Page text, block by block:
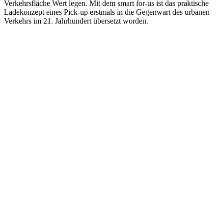
Verkehrsfläche Wert legen. Mit dem smart for-us ist das praktische
Ladekonzept eines Pick-up erstmals in die Gegenwart des urbanen
Verkehrs im 21. Jahrhundert übersetzt worden.